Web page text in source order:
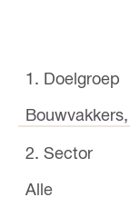
1. Doelgroep
2. Sector
Alle